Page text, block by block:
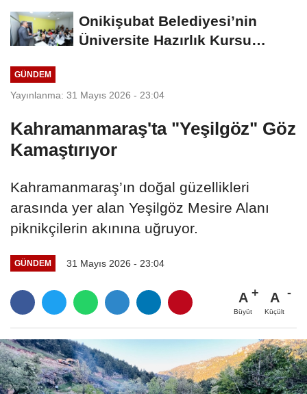
Onikişubat Belediyesi’nin
Üniversite Hazırlık Kursu
GÜNDEM
Yayınlanma: 31 Mayıs 2026 - 23:04
Kahramanmaraş'ta "Yeşilgöz" Göz
Kamaştırıyor
Kahramanmaraş’ın doğal güzellikleri
arasında yer alan Yeşilgöz Mesire Alanı
piknikçilerin akınına uğruyor.
GÜNDEM 31 Mayıs 2026 - 23:04
A
Büyüt
A
Küçült